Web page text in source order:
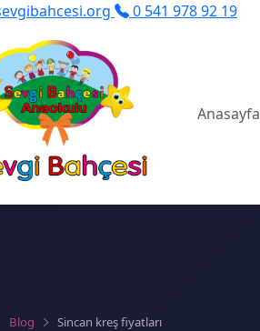
0 541 978 92 19
Anasayfa
Blog Sincan kreş fiyatları